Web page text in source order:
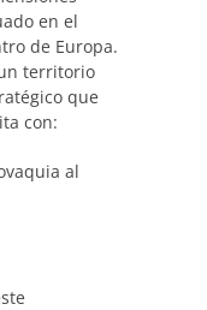
en el
de Europa.
territorio
que
con:
al